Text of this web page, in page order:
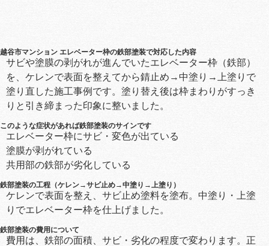
越谷市マンション エレベーター枠の鉄部塗装で対応した内容
サビや塗膜の剥がれが進んでいたエレベーター枠（鉄部）
を、ケレンで表面を整えてから錆止め→中塗り→上塗りで
塗り直した施工事例です。塗り替え後は枠まわりがすっき
りと引き締まった印象に整いました。
このような症状があれば鉄部塗装のサインです
エレベーター枠にサビ・変色が出ている
塗膜が剥がれている
共用部の鉄部が劣化している
鉄部塗装の工程（ケレン→サビ止め→中塗り→上塗り）
ケレンで表面を整え、サビ止め塗料を塗布。中塗り・上塗
りでエレベーター枠を仕上げました。
鉄部塗装の費用について
費用は、鉄部の面積、サビ・劣化の程度で変わります。正